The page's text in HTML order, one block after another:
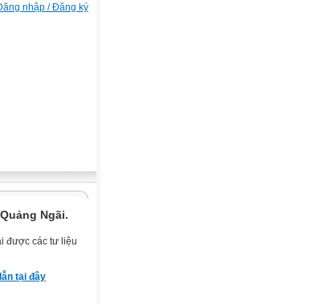
nhập / Đăng ký
Ngãi.
được các tư liệu
tại đây